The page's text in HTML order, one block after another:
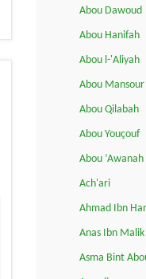
Abou Dawoud
Abou Hanifah
Abou l-'Aliyah
Abou
Abou Qilabah
Abou Youçouf
Abou ‘Awanah
Ach'ari
Ahmad Ibn
Anas Ibn Malik
Asma Bint